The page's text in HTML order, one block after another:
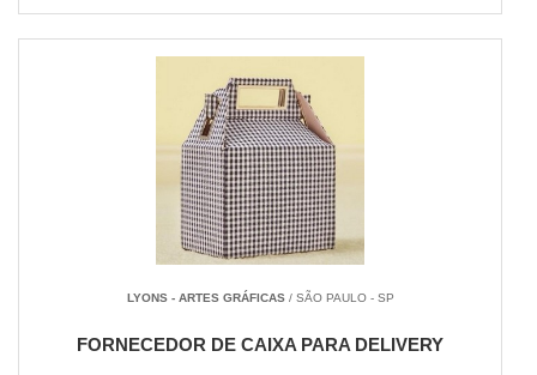
LYONS - ARTES GRÁFICAS/ SÃO PAULO - SP
FORNECEDOR DE CAIXA PARA DELIVERY